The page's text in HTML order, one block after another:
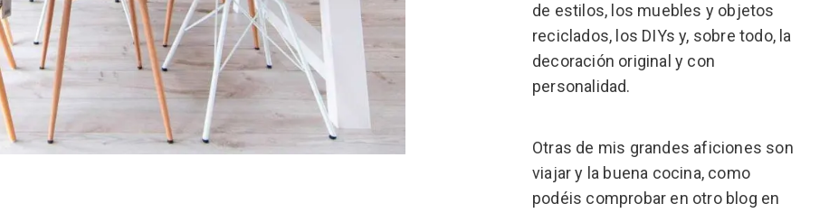
de estilos, los muebles y objetos
reciclados, los DIYs y, sobre todo, la
decoración original y con
personalidad.
Otras de mis grandes aficiones son
viajar y la buena cocina, como
podéis comprobar en otro blog en